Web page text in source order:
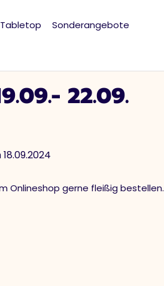
Tabletop
Sonderangebote
22.09.
Onlineshop gerne fleißig bestellen.